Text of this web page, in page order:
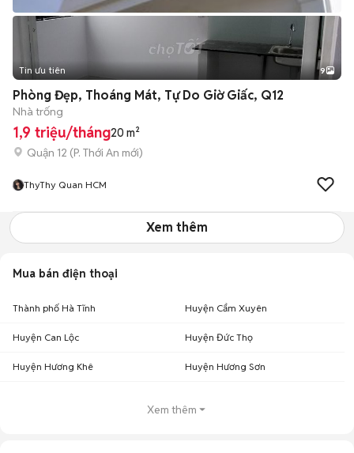
+2
Tin ưu tiên 9
Phòng Đẹp, Thoáng Mát, Tự Do Giờ Giấc, Q12
Nhà trống
1,9 triệu/tháng20 m²
Quận 12 (P. Thới An mới)
ThyThy Quan HCM
Xem thêm
Mua bán điện thoại
Thành phố Hà Tĩnh Huyện Cẩm Xuyên
Huyện Can Lộc Huyện Đức Thọ
Huyện Hương Khê Huyện Hương Sơn
Xem thêm